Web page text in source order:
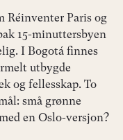
Réinventer Paris og
15-minuttersbyen
I Bogotá finnes
utbygde
og fellesskap. To
små grønne
en Oslo-versjon?